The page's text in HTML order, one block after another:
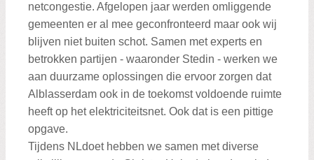
netcongestie. Afgelopen jaar werden omliggende
gemeenten er al mee geconfronteerd maar ook wij
blijven niet buiten schot. Samen met experts en
betrokken partijen - waaronder Stedin - werken we
aan duurzame oplossingen die ervoor zorgen dat
Alblasserdam ook in de toekomst voldoende ruimte
heeft op het elektriciteitsnet. Ook dat is een pittige
opgave.
Tijdens NLdoet hebben we samen met diverse